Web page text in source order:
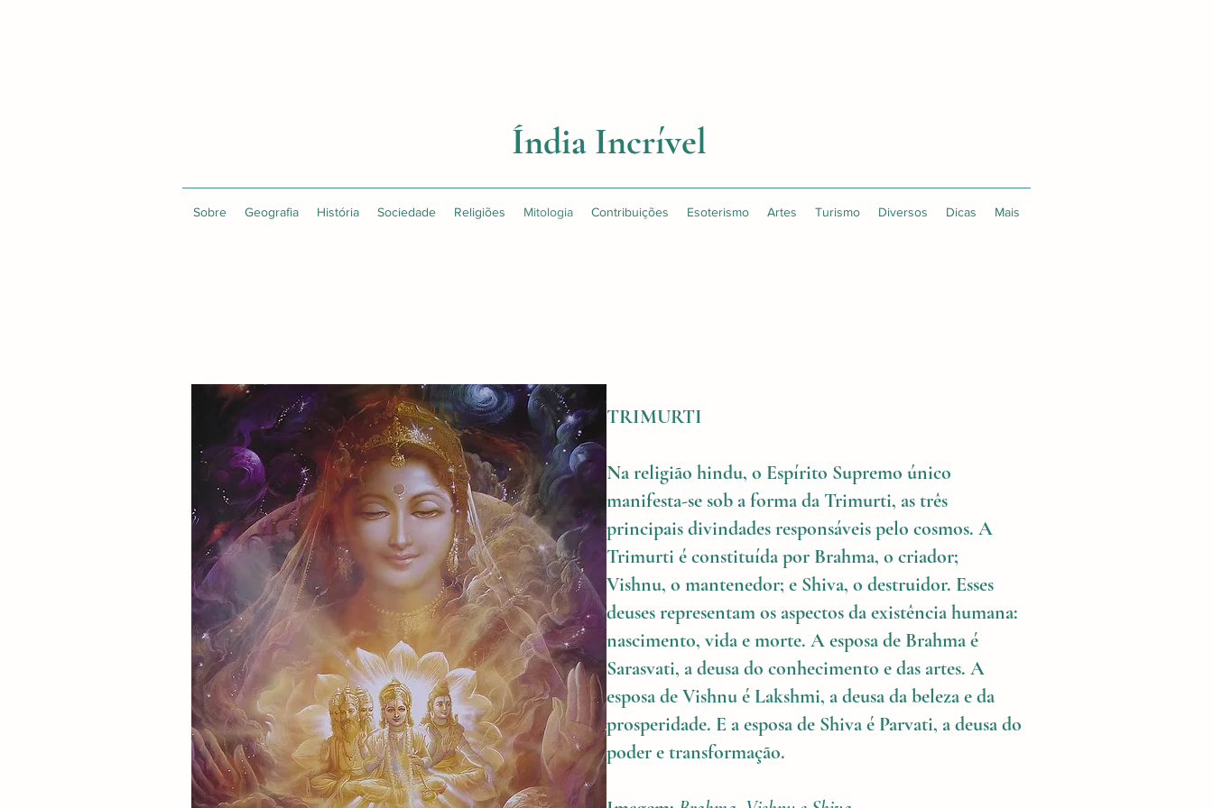
Índia Incrível
Sobre Geografia História Sociedade Religiões Mitologia Contribuições Esoterismo Artes Turismo Diversos Dicas Mais
TRIMURTI
Na religião hindu, o Espírito Supremo único
manifesta-se sob a forma da Trimurti, as três
principais divindades responsáveis pelo cosmos. A
Trimurti é constituída por Brahma, o criador;
Vishnu, o mantenedor; e Shiva, o destruidor. Esses
deuses representam os aspectos da existência humana:
nascimento, vida e morte. A esposa de Brahma é
Sarasvati, a deusa do conhecimento e das artes. A
esposa de Vishnu é Lakshmi, a deusa da beleza e da
prosperidade. E a esposa de Shiva é Parvati, a deusa do
poder e transformação.